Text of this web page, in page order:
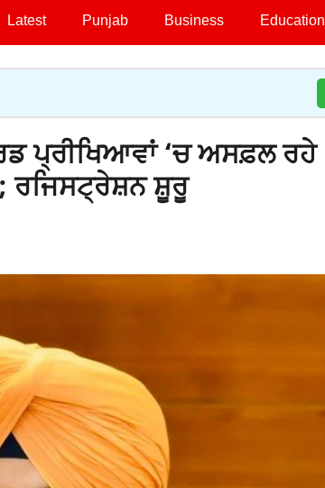
Latest Punjab Business Education
ਪ੍ਰੀਖਿਆਵਾਂ ‘ਚ ਅਸਫ਼ਲ ਰਹੇ
ਰਜਿਸਟ੍ਰੇਸ਼ਨ ਸ਼ੂਰੂ